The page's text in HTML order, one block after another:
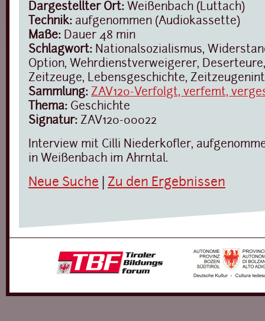
Dargestellter Ort: Weißenbach (Luttach)
Technik: aufgenommen (Audiokassette)
Maße: Dauer 48 min
Schlagwort: Nationalsozialismus,
Option, Wehrdienstverweigerer,
Zeitzeuge, Lebensgeschichte,
Sammlung: ZAV120-Verfolgt, verfemt,
Thema: Geschichte
Signatur: ZAV120-00022
Interview mit Cilli Niederkofler,
in Weißenbach im Ahrntal.
Neue Suche Zu den Ergebnissen